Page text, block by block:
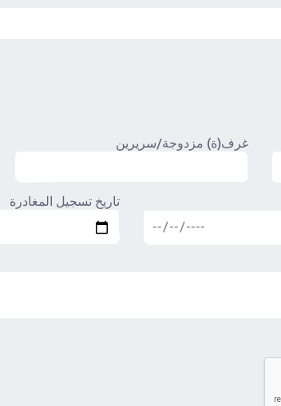
غرف(ة) مزدوجة/سريرين
تاريخ تسجيل المغادرة